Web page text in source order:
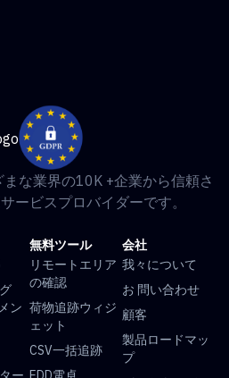
な業界の10K +企業から信頼さ
ービスプロバイダーです。
ン
無料ツール
リモートエリア
の確認
荷物追跡ウィジ
ェット
CSV一括追跡
会社
我々について
お 問い合わせ
顧客
製品ロードマッ
プ